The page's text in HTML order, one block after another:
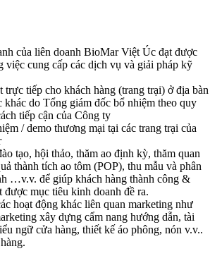
của liên doanh BioMar Việt Úc đạt được
việc cung cấp các dịch vụ và giải pháp kỹ
trực tiếp cho khách hàng (trang trại) ở địa bàn
do Tổng giám đốc bổ nhiệm theo quy
tiếp cận của Công ty
/ demo thương mại tại các trang trại của
tạo, hội thảo, thăm ao định kỳ, thăm quan
thành tích ao tôm (POP), thu mẫu và phân
…v.v. để giúp khách hàng thành công &
được mục tiêu kinh doanh đề ra.
hoạt động khác liên quan marketing như
xây dựng cẩm nang hướng dẫn, tài
ngữ cửa hàng, thiết kế áo phông, nón v.v..